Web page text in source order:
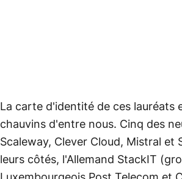
La carte d'identité de ces lauréats
chauvins d'entre nous. Cinq des
Scaleway, Clever Cloud, Mistral et
leurs côtés, l'Allemand StackIT